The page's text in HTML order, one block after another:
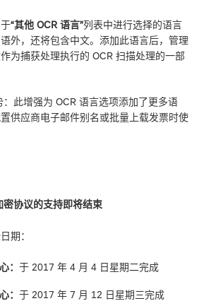
“其他 OCR 语言”列表中进行选择的语言
外，还将包含中文。添加此语言后，管理
为捕获处理执行的 OCR 扫描处理的一部
此增强为 OCR 语言选项添加了更多语
供应商电子邮件别名或批量上载发票时使
密协议的支持即将结束
期：
： 于 2017 年 4 月 4 日星期二完成
： 于 2017 年 7 月 12 日星期三完成